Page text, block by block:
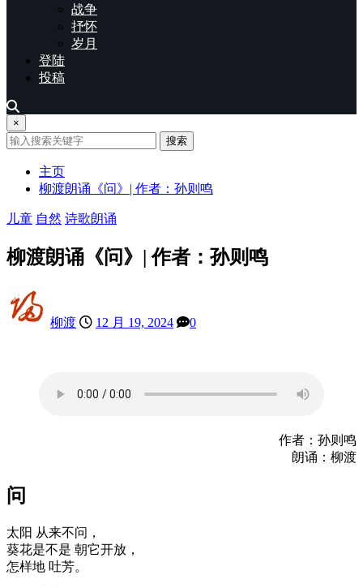
战争
抒怀
岁月
登陆
投稿
×
搜索
主页
柳渡朗诵《问》| 作者：孙则鸣
儿童 自然 诗歌朗诵
柳渡朗诵《问》| 作者：孙则鸣
柳渡 12 月 19, 2024 0
作者：孙则鸣
朗诵：柳渡
问
太阳 从来不问，
葵花是不是 朝它开放，
怎样地 吐芳。